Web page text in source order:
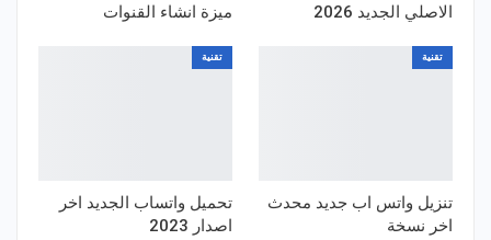
الاصلي الجديد 2026
ميزة انشاء القنوات
تقنية
تنزيل واتس اب جديد محدث
اخر نسخة
تقنية
تحميل واتساب الجديد اخر
اصدار 2023